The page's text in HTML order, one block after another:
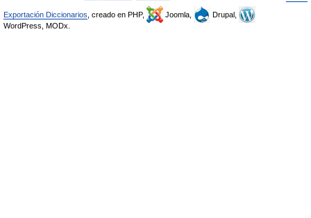
Exportación Diccionarios , creado en PHP, Joomla,
Drupal,
WordPress, MODx.